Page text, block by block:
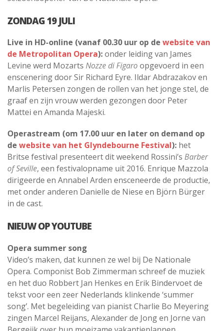
ZONDAG 19 JULI
Live in HD-online (vanaf 00.30 uur op de website van
de Metropolitan Opera):onder leiding van James
Levine werd Mozarts Nozze di Figaroopgevoerd in een
enscenering door Sir Richard Eyre. Ildar Abdrazakov en
Marlis Petersen zongen de rollen van het jonge stel, de
graaf en zijn vrouw werden gezongen door Peter
Mattei en Amanda Majeski.
Operastream (om 17.00 uur en later on demand op
de website van het Glyndebourne Festival): het
Britse festival presenteert dit weekend Rossini’s Barber
of Seville, een festivalopname uit 2016. Enrique Mazzola
dirigeerde en Annabel Arden ensceneerde de productie,
met onder anderen Danielle de Niese en Björn Bürger
in de cast.
NIEUW OP YOUTUBE
Opera summer song
Video’s maken, dat kunnen ze wel bij De Nationale
Opera. Componist Bob Zimmerman schreef de muziek
en het duo Robbert Jan Henkes en Erik Bindervoet de
tekst voor een zeer Nederlands klinkende ‘summer
song’. Met begeleiding van pianist Charlie Bo Meyering
zingen Marcel Reijans, Alexander de Jong en Jorne van